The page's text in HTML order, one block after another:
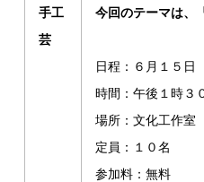
手工
芸
今回のテーマは、
日程：６月１５日
時間：午後１時３
場所：文化工作室
定員：１０名
参加料：無料